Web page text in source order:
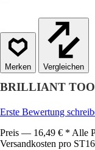
Vergleichen
BRILLIANT
Erste Bewertung
Preis — 16,49 € * Alle
Versandkosten pro ST